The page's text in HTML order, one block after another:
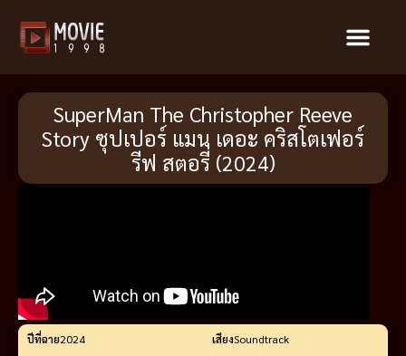
SuperMan The Christopher Reeve
Story ซุปเปอร์ แมน เดอะ คริสโตเฟอร์
รีฟ สตอรี่ (2024)
ปีที่ฉาย2024 เสียงSoundtrack